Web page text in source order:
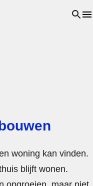
Open
woning kan vinden.
blijft wonen.